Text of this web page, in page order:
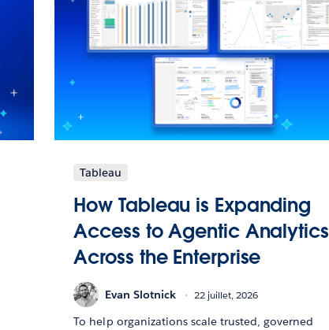
Tableau
How Tableau is Expanding
Access to Agentic Analytics
Across the Enterprise
Evan Slotnick 22 juillet, 2026
To help organizations scale trusted, governed